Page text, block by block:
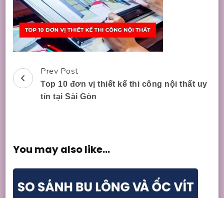
Post
Navigation
Prev Post
Top 10 đơn vị thiết kế thi công nội thất uy
tín tại Sài Gòn
You may also like...